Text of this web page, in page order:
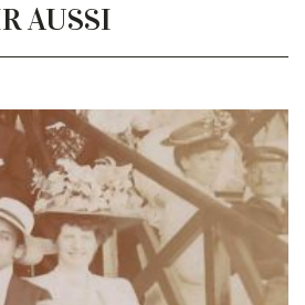
AUSSI